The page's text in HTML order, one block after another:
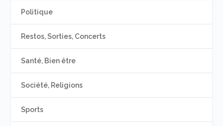
Politique
Restos, Sorties, Concerts
Santé, Bien être
Société, Religions
Sports